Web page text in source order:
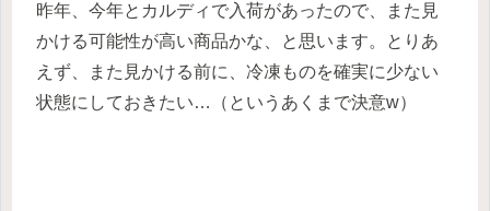
昨年、今年とカルディで入荷があったので、また見
かける可能性が高い商品かな、と思います。とりあ
えず、また見かける前に、冷凍ものを確実に少ない
状態にしておきたい…（というあくまで決意w）